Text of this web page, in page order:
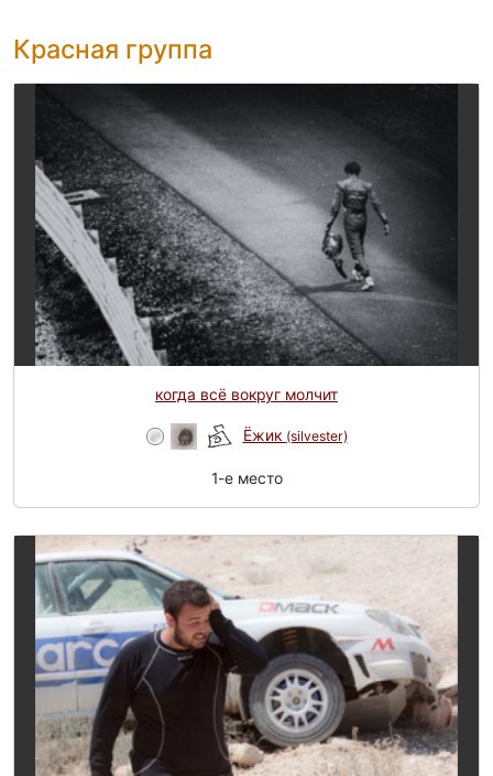
Красная группа
когда всё вокруг молчит
Ёжик (silvester)
1-e место